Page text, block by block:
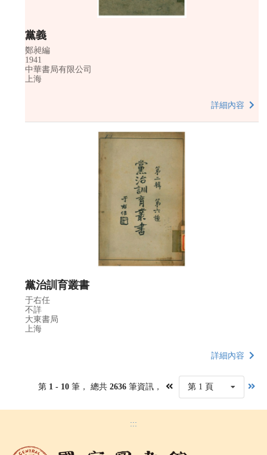
黨義
鄭昶編
1941
中華書局有限公司
上海
詳細內容
黨治訓育叢書
于右任
不詳
大東書局
上海
詳細內容
第 1 - 10 筆， 總共 2636筆資訊， 第 1 頁
:::